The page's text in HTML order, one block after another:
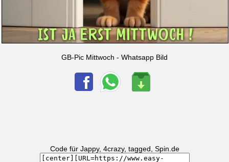
GB-Pic Mittwoch - Whatsapp Bild
Code für Jappy, 4crazy, tagged, Spin.de